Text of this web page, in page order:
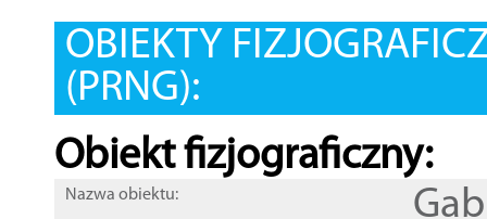
OBIEKTY
(PRNG):
Obiekt fizjograficzny:
Nazwa obiektu: